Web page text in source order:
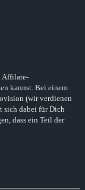
Affilate-
kannst. Bei einem
(wir verdienen
sich dabei für Dich
dass ein Teil der